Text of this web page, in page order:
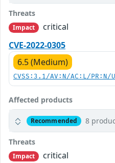
Threats
Impact
critical
CVE-2022-0305
6.5 (Medium)
CVSS:3.1/AV:N/AC:L/
Affected products
Recommended 8
Threats
Impact
critical